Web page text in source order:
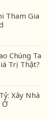
Tham Gia
Chúng Ta
Trị Thật?
Xây Nhà
Ở